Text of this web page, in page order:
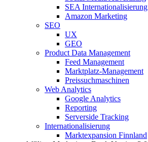
SEA Internationalisierung
Amazon Marketing
SEO
UX
GEO
Product Data Management
Feed Management
Marktplatz-Management
Preissuchmaschinen
Web Analytics
Google Analytics
Reporting
Serverside Tracking
Internationalisierung
Marktexpansion Finnland